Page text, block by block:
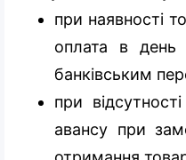
при наявності
оплата в день
банківським
при
авансу при